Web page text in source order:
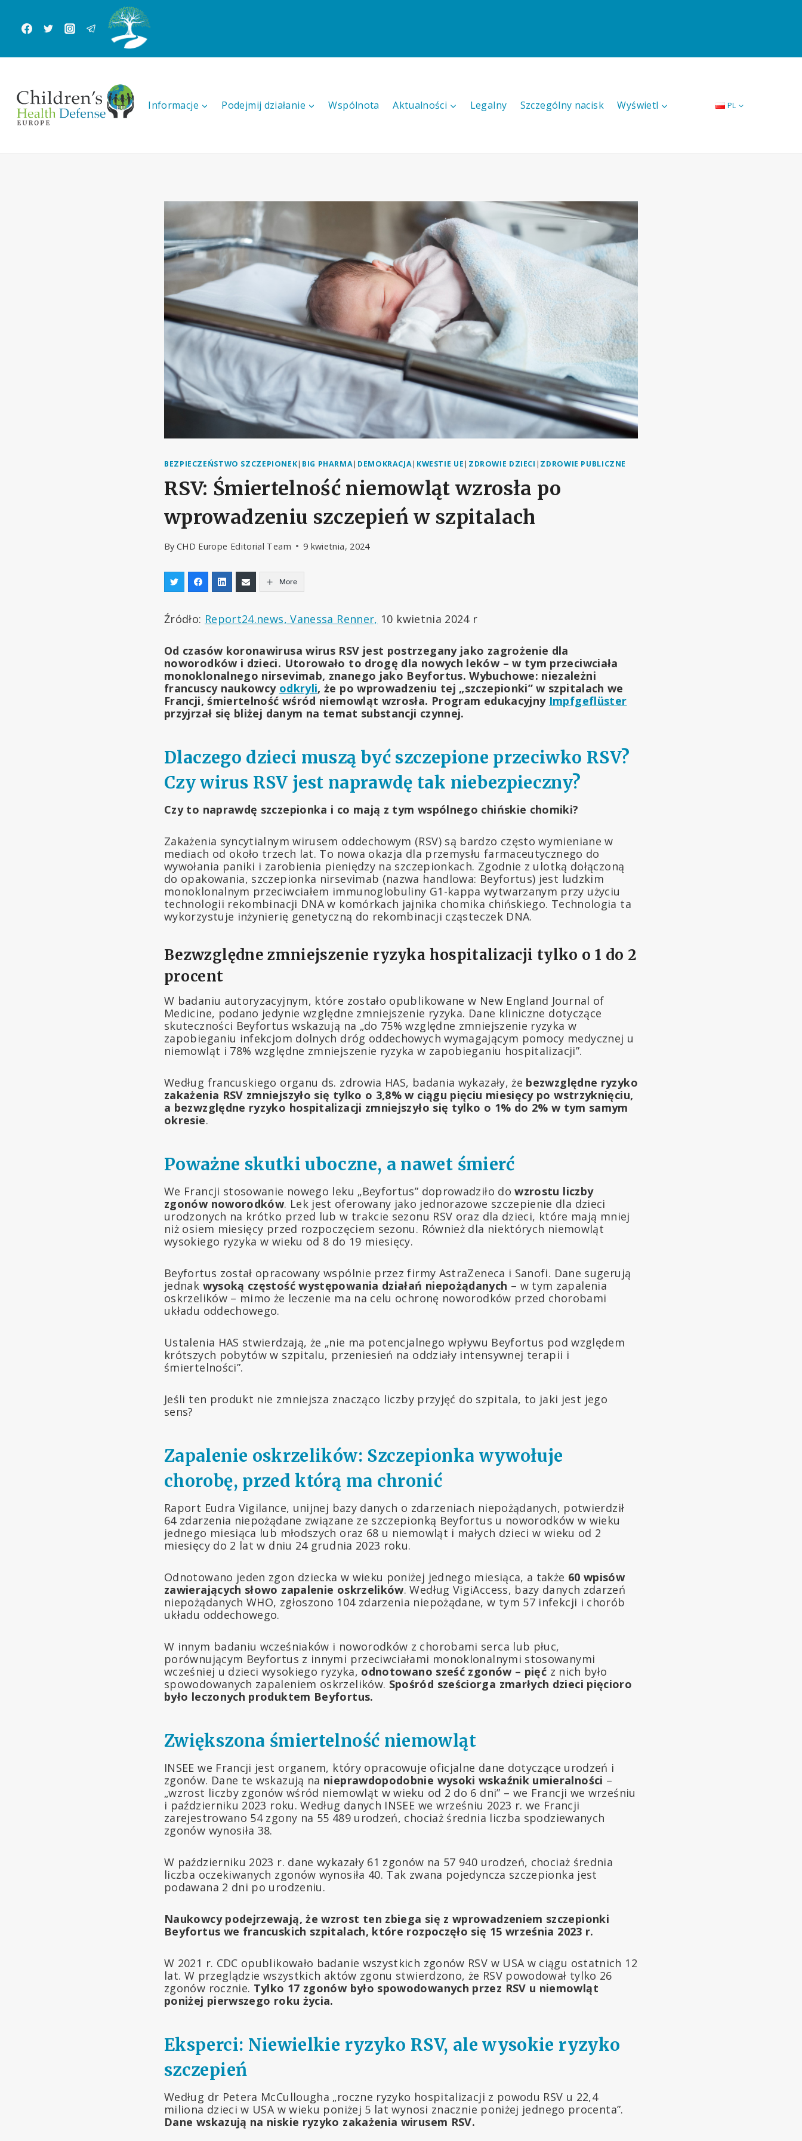
treści
Informacje Podejmij działanie Wspólnota Aktualności Legalny Szczególny nacisk Wyświetl PL
BEZPIECZEŃSTWO SZCZEPIONEK| BIG PHARMA| DEMOKRACJA| KWESTIE UE| ZDROWIE DZIECI | ZDROWIE PUBLICZNE
RSV: Śmiertelność niemowląt wzrosła po
wprowadzeniu szczepień w szpitalach
By CHD Europe Editorial Team 9 kwietnia, 2024
More
Źródło: Report24.news, Vanessa Renner, 10 kwietnia 2024 r
Od czasów koronawirusa wirus RSV jest postrzegany jako zagrożenie dla
noworodków i dzieci. Utorowało to drogę dla nowych leków – w tym przeciwciała
monoklonalnego nirsevimab, znanego jako Beyfortus. Wybuchowe: niezależni
francuscy naukowcy odkryli, że po wprowadzeniu tej „szczepionki” w szpitalach we
Francji, śmiertelność wśród niemowląt wzrosła. Program edukacyjny Impfgeflüster
przyjrzał się bliżej danym na temat substancji czynnej.
Dlaczego dzieci muszą być szczepione przeciwko RSV?
Czy wirus RSV jest naprawdę tak niebezpieczny?
Czy to naprawdę szczepionka i co mają z tym wspólnego chińskie chomiki?
Zakażenia syncytialnym wirusem oddechowym (RSV) są bardzo często wymieniane w
mediach od około trzech lat. To nowa okazja dla przemysłu farmaceutycznego do
wywołania paniki i zarobienia pieniędzy na szczepionkach. Zgodnie z ulotką dołączoną
do opakowania, szczepionka nirsevimab (nazwa handlowa: Beyfortus) jest ludzkim
monoklonalnym przeciwciałem immunoglobuliny G1-kappa wytwarzanym przy użyciu
technologii rekombinacji DNA w komórkach jajnika chomika chińskiego. Technologia ta
wykorzystuje inżynierię genetyczną do rekombinacji cząsteczek DNA.
Bezwzględne zmniejszenie ryzyka hospitalizacji tylko o 1 do 2
procent
W badaniu autoryzacyjnym, które zostało opublikowane w New England Journal of
Medicine, podano jedynie względne zmniejszenie ryzyka. Dane kliniczne dotyczące
skuteczności Beyfortus wskazują na „do 75% względne zmniejszenie ryzyka w
zapobieganiu infekcjom dolnych dróg oddechowych wymagającym pomocy medycznej u
niemowląt i 78% względne zmniejszenie ryzyka w zapobieganiu hospitalizacji”.
Według francuskiego organu ds. zdrowia HAS, badania wykazały, że bezwzględne ryzyko
zakażenia RSV zmniejszyło się tylko o 3,8% w ciągu pięciu miesięcy po wstrzyknięciu,
a bezwzględne ryzyko hospitalizacji zmniejszyło się tylko o 1% do 2% w tym samym
okresie.
Poważne skutki uboczne, a nawet śmierć
We Francji stosowanie nowego leku „Beyfortus” doprowadziło dowzrostu liczby
zgonów noworodków. Lek jest oferowany jako jednorazowe szczepienie dla dzieci
urodzonych na krótko przed lub w trakcie sezonu RSV oraz dla dzieci, które mają mniej
niż osiem miesięcy przed rozpoczęciem sezonu. Również dla niektórych niemowląt
wysokiego ryzyka w wieku od 8 do 19 miesięcy.
Beyfortus został opracowany wspólnie przez firmy AstraZeneca i Sanofi. Dane sugerują
jednak wysoką częstość występowania działań niepożądanych – w tym zapalenia
oskrzelików – mimo że leczenie ma na celu ochronę noworodków przed chorobami
układu oddechowego.
Ustalenia HAS stwierdzają, że „nie ma potencjalnego wpływu Beyfortus pod względem
krótszych pobytów w szpitalu, przeniesień na oddziały intensywnej terapii i
śmiertelności”.
Jeśli ten produkt nie zmniejsza znacząco liczby przyjęć do szpitala, to jaki jest jego
sens?
Zapalenie oskrzelików: Szczepionka wywołuje
chorobę, przed którą ma chronić
Raport Eudra Vigilance, unijnej bazy danych o zdarzeniach niepożądanych, potwierdził
64 zdarzenia niepożądane związane ze szczepionką Beyfortus u noworodków w wieku
jednego miesiąca lub młodszych oraz 68 u niemowląt i małych dzieci w wieku od 2
miesięcy do 2 lat w dniu 24 grudnia 2023 roku.
Odnotowano jeden zgon dziecka w wieku poniżej jednego miesiąca, a także 60 wpisów
zawierających słowo zapalenie oskrzelików. Według VigiAccess, bazy danych zdarzeń
niepożądanych WHO, zgłoszono 104 zdarzenia niepożądane, w tym 57 infekcji i chorób
układu oddechowego.
W innym badaniu wcześniaków i noworodków z chorobami serca lub płuc,
porównującym Beyfortus z innymi przeciwciałami monoklonalnymi stosowanymi
wcześniej u dzieci wysokiego ryzyka, odnotowano sześć zgonów – pięć z nich było
spowodowanych zapaleniem oskrzelików. Spośród sześciorga zmarłych dzieci pięcioro
było leczonych produktem Beyfortus.
Zwiększona śmiertelność niemowląt
INSEE we Francji jest organem, który opracowuje oficjalne dane dotyczące urodzeń i
zgonów. Dane te wskazują na nieprawdopodobnie wysoki wskaźnik umieralności –
„wzrost liczby zgonów wśród niemowląt w wieku od 2 do 6 dni” – we Francji we wrześniu
i październiku 2023 roku. Według danych INSEE we wrześniu 2023 r. we Francji
zarejestrowano 54 zgony na 55 489 urodzeń, chociaż średnia liczba spodziewanych
zgonów wynosiła 38.
W październiku 2023 r. dane wykazały 61 zgonów na 57 940 urodzeń, chociaż średnia
liczba oczekiwanych zgonów wynosiła 40. Tak zwana pojedyncza szczepionka jest
podawana 2 dni po urodzeniu.
Naukowcy podejrzewają, że wzrost ten zbiega się z wprowadzeniem szczepionki
Beyfortus we francuskich szpitalach, które rozpoczęło się 15 września 2023 r.
W 2021 r. CDC opublikowało badanie wszystkich zgonów RSV w USA w ciągu ostatnich 12
lat. W przeglądzie wszystkich aktów zgonu stwierdzono, że RSV powodował tylko 26
zgonów rocznie. Tylko 17 zgonów było spowodowanych przez RSV u niemowląt
poniżej pierwszego roku życia.
Eksperci: Niewielkie ryzyko RSV, ale wysokie ryzyko
szczepień
Według dr Petera McCullougha „roczne ryzyko hospitalizacji z powodu RSV u 22,4
miliona dzieci w USA w wieku poniżej 5 lat wynosi znacznie poniżej jednego procenta”.
Dane wskazują na niskie ryzyko zakażenia wirusem RSV.